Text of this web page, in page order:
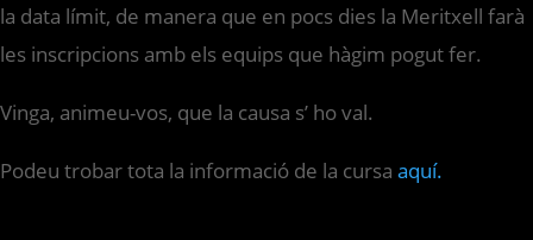
la data límit, de manera que en pocs dies la Meritxell farà
les inscripcions amb els equips que hàgim pogut fer.
Vinga, animeu-vos, que la causa s’ ho val.
Podeu trobar tota la informació de la cursa aquí.